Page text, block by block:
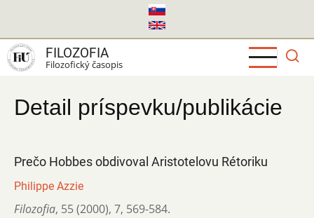
hlavný
obsah
FILOZOFIA
Filozofický časopis
Detail príspevku/publikácie
Prečo Hobbes obdivoval Aristotelovu Rétoriku
Philippe Azzie
Filozofia, 55 (2000), 7, 569-584.